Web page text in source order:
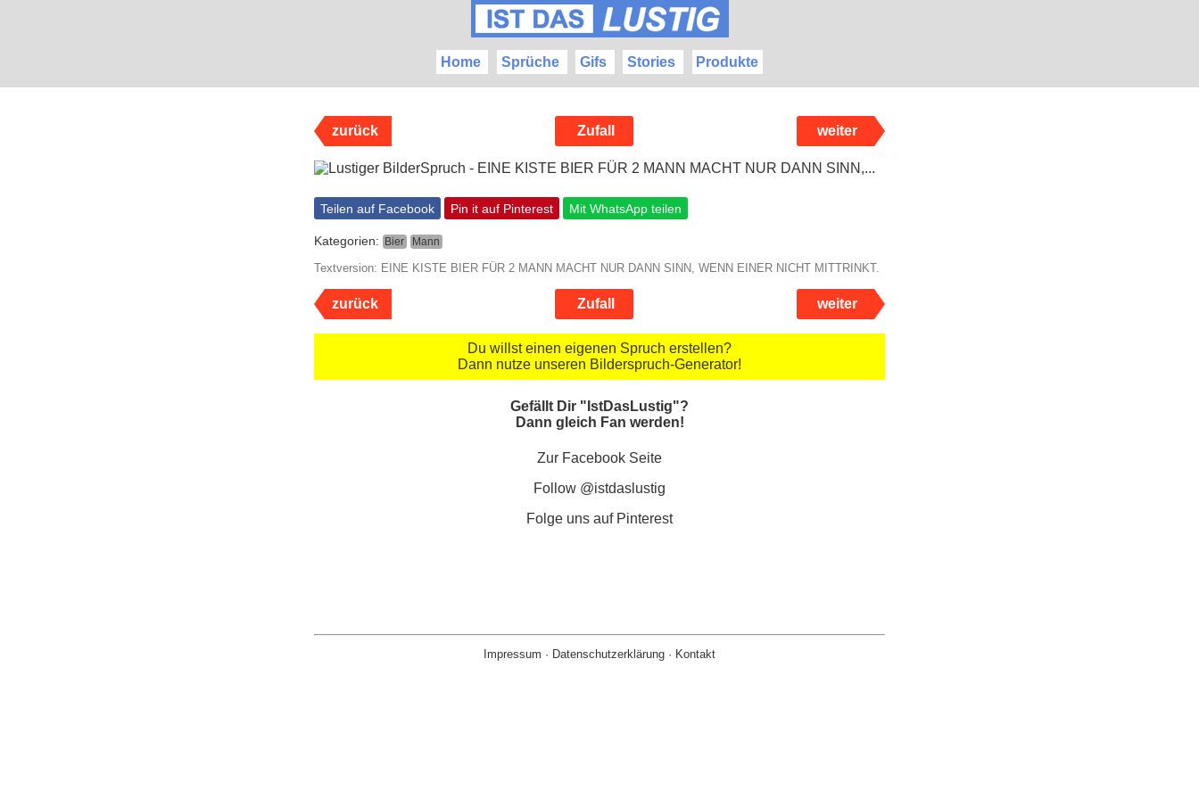
Home Sprüche Gifs Stories Produkte
zurück Zufall weiter
Teilen auf Facebook Pin it auf Pinterest Mit WhatsApp teilen
Kategorien: Bier Mann
Textversion: EINE KISTE BIER FÜR 2 MANN MACHT NUR DANN SINN, WENN EINER NICHT MITTRINKT.
zurück Zufall weiter
Du willst einen eigenen Spruch erstellen?
Dann nutze unseren Bilderspruch-Generator!
Gefällt Dir "IstDasLustig"?
Dann gleich Fan werden!
Zur Facebook Seite
Follow @istdaslustig
Folge uns auf Pinterest
Impressum · Datenschutzerklärung · Kontakt